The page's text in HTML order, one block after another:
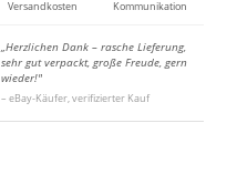
Versandkosten Kommunikation
„Herzlichen Dank – rasche Lieferung,
sehr gut verpackt, große Freude, gern
wieder!"
– eBay-Käufer, verifizierter Kauf